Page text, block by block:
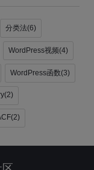
分类法(6)
WordPress视频(4)
WordPress函数(3)